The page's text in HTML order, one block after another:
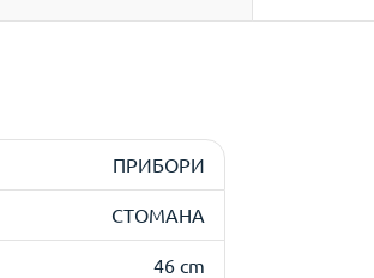
ПРИБОРИ
СТОМАНА
46 cm